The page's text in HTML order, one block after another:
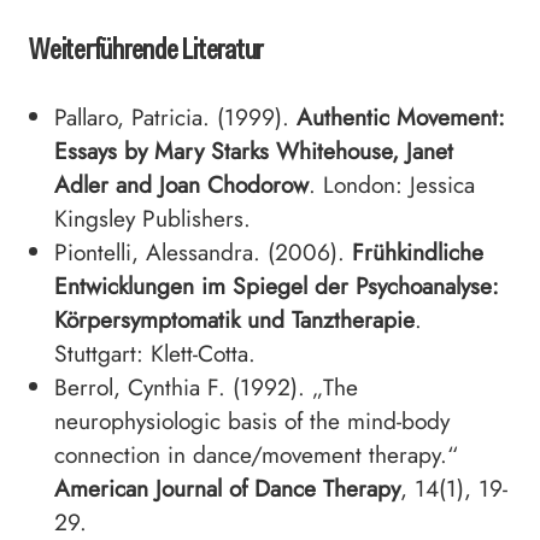
Weiterführende Literatur
Pallaro, Patricia. (1999). Authentic Movement:
Essays by Mary Starks Whitehouse, Janet
Adler and Joan Chodorow. London: Jessica
Kingsley Publishers.
Piontelli, Alessandra. (2006). Frühkindliche
Entwicklungen im Spiegel der Psychoanalyse:
Körpersymptomatik und Tanztherapie.
Stuttgart: Klett-Cotta.
Berrol, Cynthia F. (1992). „The
neurophysiologic basis of the mind-body
connection in dance/movement therapy.“
American Journal of Dance Therapy, 14(1), 19-
29.